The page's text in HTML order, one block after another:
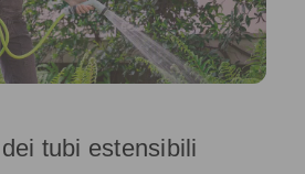
tubi estensibili